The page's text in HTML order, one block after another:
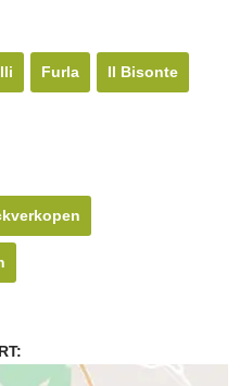
Furla Il Bisonte